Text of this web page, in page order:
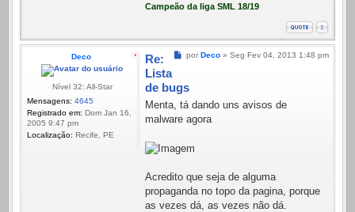
Campeão da liga SML 18/19
Deco
Nível 32: All-Star
Mensagens: 4645
Registrado em: Dom Jan 16,
2005 9:47 pm
Localização: Recife, PE
Mensagem
por Deco » Seg Fev 04, 2013 1:48 pm
Re:
Lista
de bugs
Menta, tá dando uns avisos de
malware agora
Acredito que seja de alguma
propaganda no topo da pagina, porque
as vezes dá, as vezes não dá.